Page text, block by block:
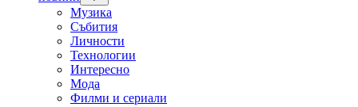
sub
menu
Музика
Събития
Личности
Технологии
Интересно
Мода
Филми и сериали